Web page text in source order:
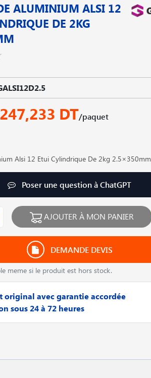
ALUMINIUM ALSI 12
DE 2KG
247,233 DT/paquet
Alsi 12 Etui Cylindrique De 2kg 2.5×350mm
Poser une question à ChatGPT
AJOUTER À MON PANIER
DEMANDE DEVIS
meme si le produit est hors stock.
original avec garantie accordée
sous 24 à 72 heures